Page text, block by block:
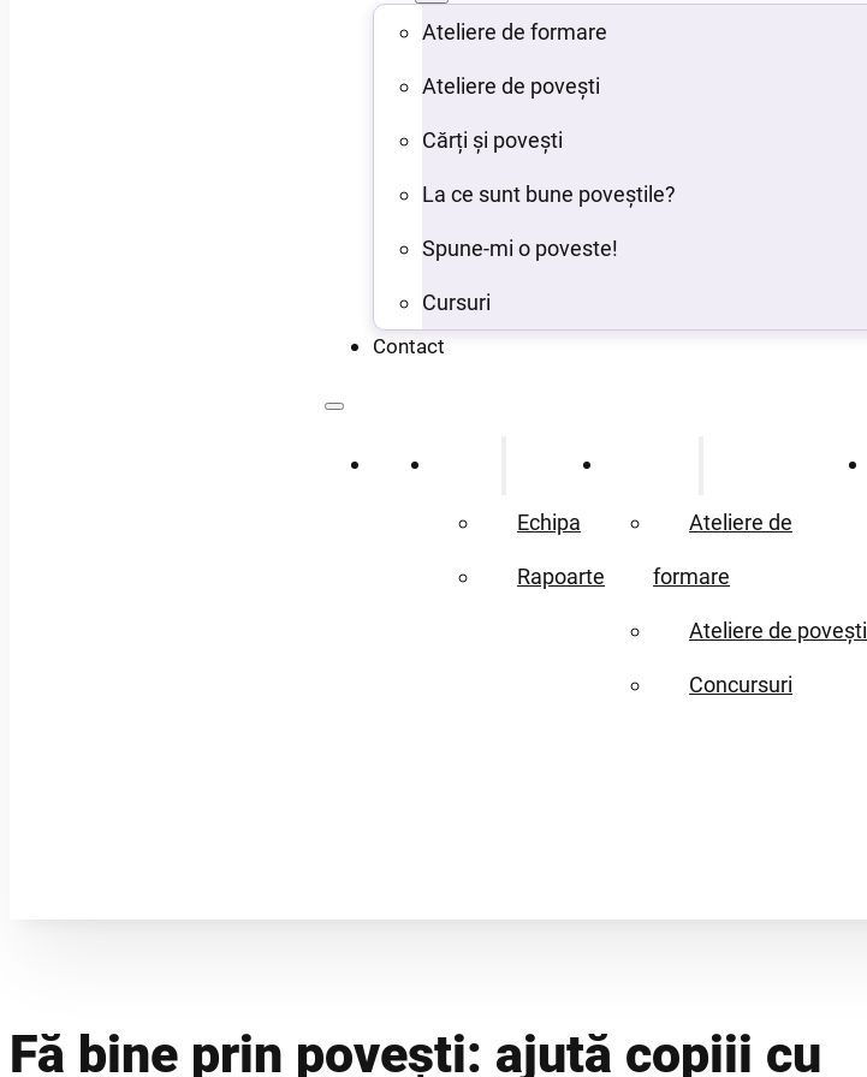
Ateliere de formare
Ateliere de povești
Cărți și povești
La ce sunt bune poveștile?
Spune-mi o poveste!
Cursuri
Contact
Acasă
Echipa
Rapoarte
Ateliere de
formare
Ateliere de povești
Concursuri
Fă bine prin povești: ajută copiii cu